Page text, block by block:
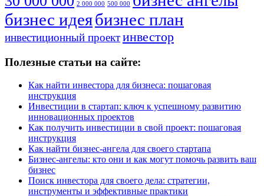
2 000 000 500 000
бизнес идеябизнес план
инвестиционный проект инвестор
Полезные статьи на сайте:
Как найти инвестора для бизнеса: пошаговая
инструкция
Инвестиции в стартап: ключ к успешному развитию
инновационных проектов
Как получить инвестиции в свой проект: пошаговая
инструкция
Как найти бизнес-ангела для своего стартапа
Бизнес-ангелы: кто они и как могут помочь развить ваш
бизнес
Поиск инвестора для своего дела: стратегии,
инструменты и эффективные практики